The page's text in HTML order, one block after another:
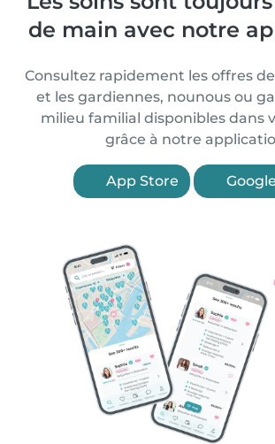
de main avec notre
Consultez rapidement les offres
et les gardiennes, nounous ou
milieu familial disponibles dans
grâce à notre
App Store